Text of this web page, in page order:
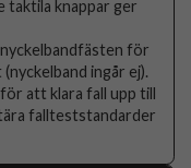
taktila knappar ger
för
ingår ej).
att klara fall upp till
fallteststandarder